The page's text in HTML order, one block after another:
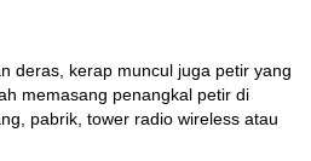
deras, kerap muncul juga petir yang
memasang penangkal petir di
pabrik, tower radio wireless atau